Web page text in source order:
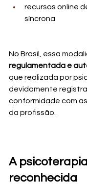
recursos online
síncrona
No Brasil, essa
regulamentada e
que realizada por
devidamente
conformidade com
da profissão.
A
reconhecida